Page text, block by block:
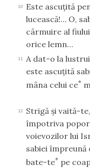
10
Este ascuţită
lucească!… O,
cârmuire al
orice lemn…
11
A dat-o la
este ascuţită
mâna celui ce*
12
Strigă şi vaită-
împotriva
voievozilor lui
sabiei împreună
bate-te* pe